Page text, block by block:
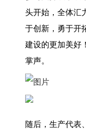
头开始，全体汇
于创新，勇于开
建设的更加美好
掌声。
随后，生产代表